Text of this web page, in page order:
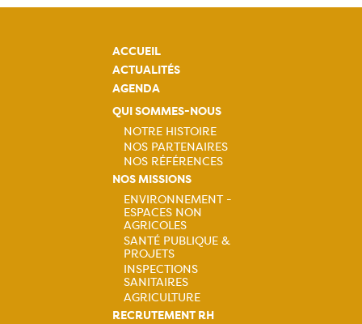
ACCUEIL
ACTUALITÉS
AGENDA
QUI SOMMES-NOUS
Navigation
principale
NOTRE HISTOIRE
NOS PARTENAIRES
NOS RÉFÉRENCES
NOS MISSIONS
Navigation
principale
ENVIRONNEMENT -
ESPACES NON
AGRICOLES
SANTÉ PUBLIQUE &
PROJETS
INSPECTIONS
SANITAIRES
AGRICULTURE
RECRUTEMENT RH